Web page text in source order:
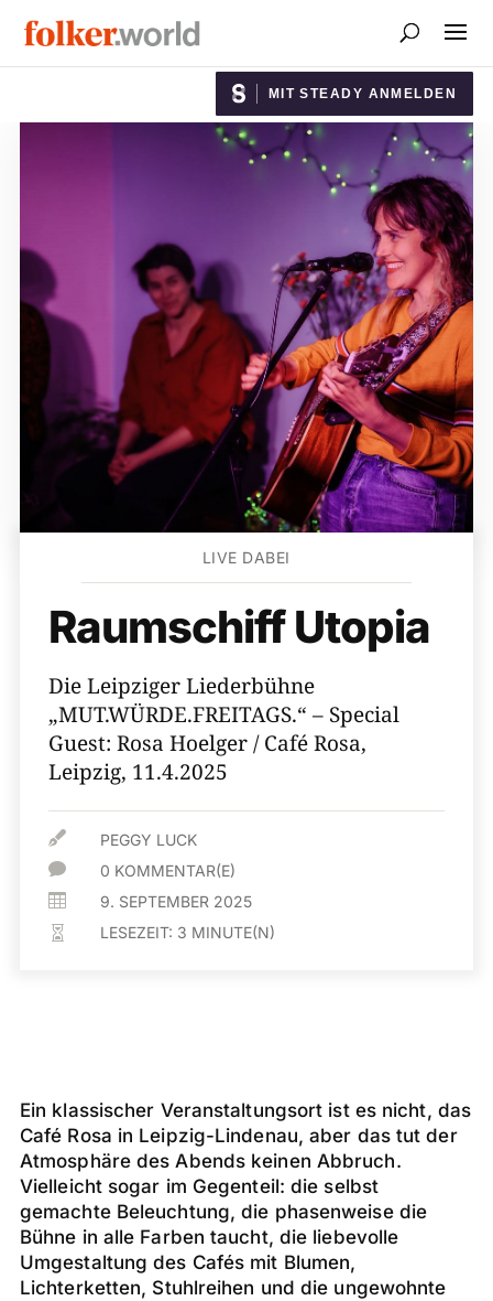
MIT STEADY ANMELDEN
LIVE DABEI
Raumschiff Utopia
Die Leipziger Liederbühne
„MUT.WÜRDE.FREITAGS.“ – Special
Guest: Rosa Hoelger / Café Rosa,
Leipzig, 11.4.2025
 PEGGY LUCK
 0 KOMMENTAR(E)
 9. SEPTEMBER 2025
 LESEZEIT: 3 MINUTE(N)
Ein klassischer Veranstaltungsort ist es nicht, das
Café Rosa in Leipzig-Lindenau, aber das tut der
Atmosphäre des Abends keinen Abbruch.
Vielleicht sogar im Gegenteil: die selbst
gemachte Beleuchtung, die phasenweise die
Bühne in alle Farben taucht, die liebevolle
Umgestaltung des Cafés mit Blumen,
Lichterketten, Stuhlreihen und die ungewohnte